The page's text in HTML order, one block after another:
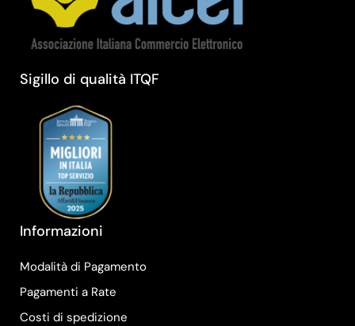
Sigillo di qualità ITQF
Informazioni
Modalità di Pagamento
Pagamenti a Rate
Costi di spedizione